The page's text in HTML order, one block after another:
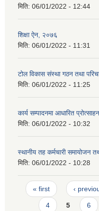
मिति: 06/01/2022 - 12:44
शिक्षा ऐन, २०७६
मिति: 06/01/2022 - 11:31
टोल विकास संस्था गठन तथा
मिति: 06/01/2022 - 11:25
कार्य सम्पादनमा आधारित
मिति: 06/01/2022 - 10:32
स्थानीय तह कर्मचारी समायोजन
मिति: 06/01/2022 - 10:28
Pages
« first ‹
4 5 6